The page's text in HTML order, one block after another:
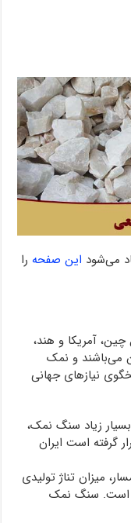
می‌شود این صفحه را
آمریکا و هند،
می‌باشند و نمک
نیازهای جهانی
زیاد سنگ نمک،
20 ام قرار گرفته است ایران
میزان تناژ تولیدی
است. سنگ نمک